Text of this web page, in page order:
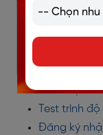
>> ĐĂNG KÝ
Khóa học
Khóa học
Khóa học
Test trình
Đăng ký